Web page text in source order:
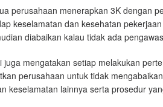
perusahaan menerapkan 3K dengan
keselamatan dan kesehatan
diabaikan kalau tidak ada
juga mengatakan setiap melakukan
perusahaan untuk tidak
keselamatan lainnya serta prosedur